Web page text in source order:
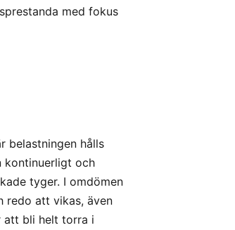
med fokus
belastningen hålls
kontinuerligt och
tyger. I omdömen
redo att vikas, även
att bli helt torra i